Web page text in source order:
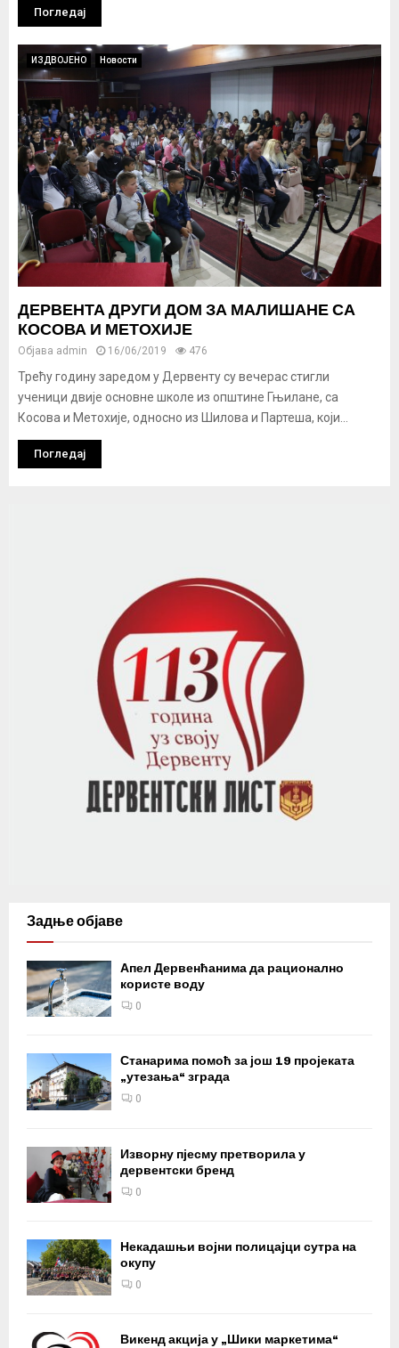
Погледај
ИЗДВОЈЕНО Новости
ДЕРВЕНТА ДРУГИ ДОМ ЗА МАЛИШАНЕ СА
КОСОВА И МЕТОХИЈЕ
Објава admin 16/06/2019 476
Трећу годину заредом у Дервенту су вечерас стигли
ученици двије основне школе из општине Гњилане, са
Косова и Метохије, односно из Шилова и Партеша, који...
Погледај
Задње објаве
Апел Дервенћанима да рационално
користе воду
0
Станарима помоћ за још 19 пројеката
„утезања“ зграда
0
Изворну пјесму претворила у
дервентски бренд
0
Некадашњи војни полицајци сутра на
окупу
0
Викенд акција у „Шики маркетима“